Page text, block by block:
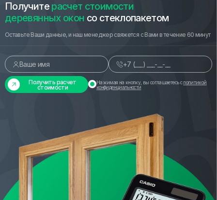
Получите расчет стоимости
деревянных окон со стеклопакетом
Оставьте Ваши данные, и наш менеджер свяжется с Вами в течение 60 минут
Получить расчет
стоимости
Нажимая на кнопку, вы соглашаетесь сполитикой
конфиденциальности